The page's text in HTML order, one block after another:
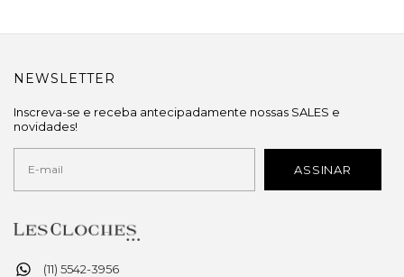
(11) 5542-3956
NEWSLETTER
Inscreva-se e receba antecipadamente nossas SALES e
novidades!